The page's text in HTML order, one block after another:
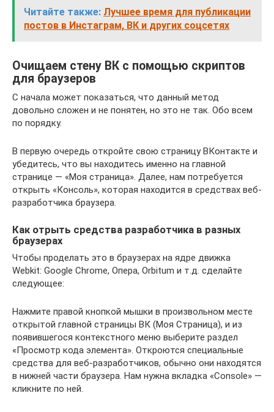
Читайте также: Лучшее время для публикации
постов в Инстаграм, ВК и других соцсетях
Очищаем стену ВК с помощью скриптов
для браузеров
С начала может показаться, что данный метод
довольно сложен и не понятен, но это не так. Обо всем
по порядку.
В первую очередь откройте свою страницу ВКонтакте и
убедитесь, что вы находитесь именно на главной
странице — «Моя страница». Далее, нам потребуется
открыть «Консоль», которая находится в средствах веб-
разработчика браузера.
Как отрыть средства разработчика в разных
браузерах
Чтобы проделать это в браузерах на ядре движка
Webkit: Google Chrome, Опера, Orbitum и т.д. сделайте
следующее:
Нажмите правой кнопкой мышки в произвольном месте
открытой главной страницы ВК (Моя Страница), и из
появившегося контекстного меню выберите раздел
«Просмотр кода элемента». Откроются специальные
средства для веб-разработчиков, обычно они находятся
в нижней части браузера. Нам нужна вкладка «Console» —
кликните по ней.